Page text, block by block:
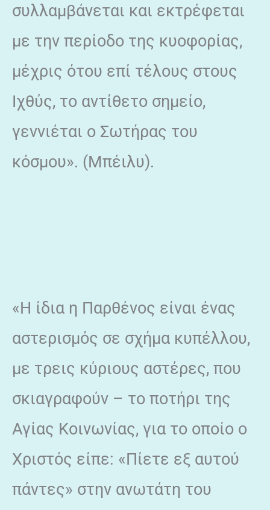
συλλαμβάνεται και εκτρέφεται
με την περίοδο της κυοφορίας,
μέχρις ότου επί τέλους στους
Ιχθύς, το αντίθετο σημείο,
γεννιέται ο Σωτήρας του
κόσμου». (Μπέιλυ).
«Η ίδια η Παρθένος είναι ένας
αστερισμός σε σχήμα κυπέλλου,
με τρεις κύριους αστέρες, που
σκιαγραφούν – το ποτήρι της
Αγίας Κοινωνίας, για το οποίο ο
Χριστός είπε: «Πίετε εξ αυτού
πάντες» στην ανωτάτη του